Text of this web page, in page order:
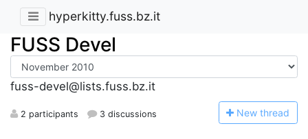
hyperkitty.fuss.bz.it
FUSS Devel
fuss-devel@lists.fuss.bz.it
2 participants 3 discussions New thread